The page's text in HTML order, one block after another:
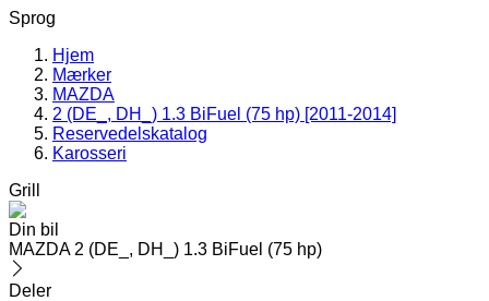
Sprog
Hjem
Mærker
MAZDA
2 (DE_, DH_) 1.3 BiFuel (75 hp) [2011-2014]
Reservedelskatalog
Karosseri
Grill
Din bil
MAZDA 2 (DE_, DH_) 1.3 BiFuel (75 hp)
Deler